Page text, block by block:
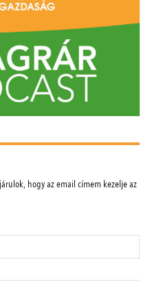
hogy az email címem kezelje az